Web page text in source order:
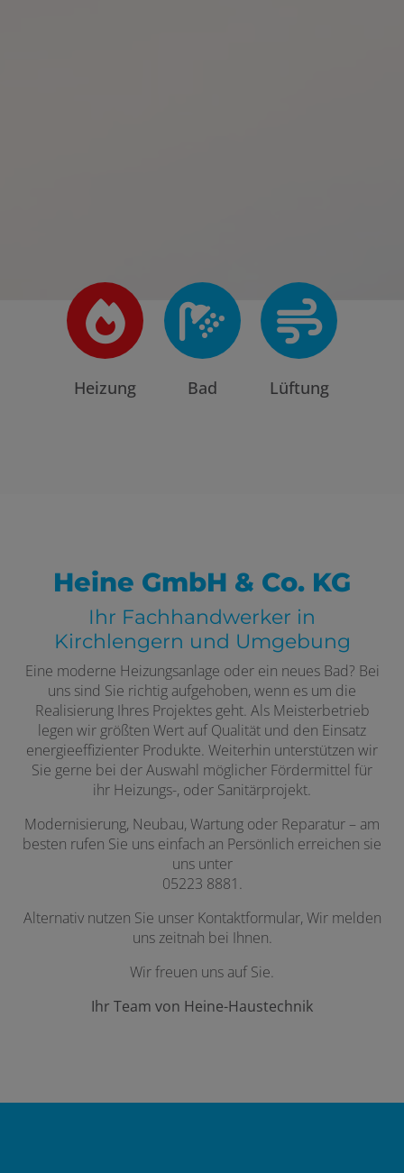
Heizung Bad Lüftung
Heine GmbH & Co. KG
Ihr Fachhandwerker in
Kirchlengern und Umgebung
Eine moderne Heizungsanlage oder ein neues Bad? Bei
uns sind Sie richtig aufgehoben, wenn es um die
Realisierung Ihres Projektes geht. Als Meisterbetrieb
legen wir größten Wert auf Qualität und den Einsatz
energieeffizienter Produkte. Weiterhin unterstützen wir
Sie gerne bei der Auswahl möglicher Fördermittel für
ihr Heizungs-, oder Sanitärprojekt.
Modernisierung, Neubau, Wartung oder Reparatur – am
besten rufen Sie uns einfach an Persönlich erreichen sie
uns unter
05223 8881.
Alternativ nutzen Sie unser Kontaktformular, Wir melden
uns zeitnah bei Ihnen.
Wir freuen uns auf Sie.
Ihr Team von Heine-Haustechnik